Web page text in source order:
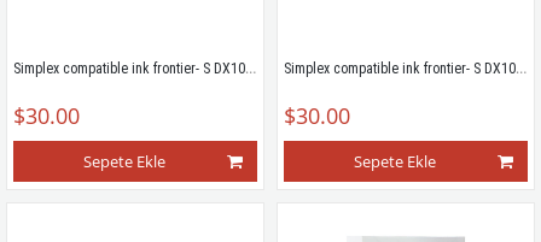
Simplex compatible ink frontier- S DX100(Black)
$30.00
Sepete Ekle
Simplex compatible ink frontier- S DX100(Pink)
$30.00
Sepete Ekle